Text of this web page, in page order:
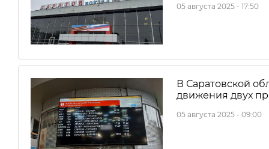
05 августа 2025 - 17:50
В Саратовской
движения двух
05 августа 2025 - 09:00